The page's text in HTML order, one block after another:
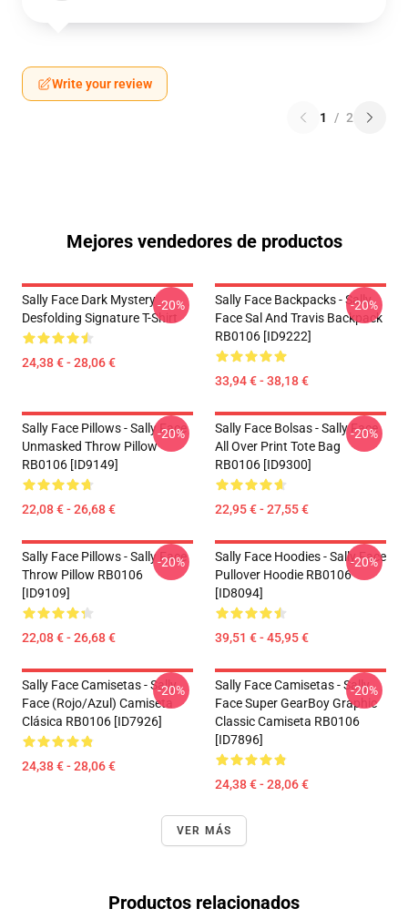
Write your review
1 / 2
Mejores vendedores de productos
Sally Face Dark Mystery
Desfolding Signature T-Shirt
24,38 € - 28,06 €
-20%
Sally Face Backpacks - Sally
Face Sal And Travis Backpack
RB0106 [ID9222]
33,94 € - 38,18 €
-20%
Sally Face Pillows - Sally Face
Unmasked Throw Pillow
RB0106 [ID9149]
22,08 € - 26,68 €
-20%
Sally Face Bolsas - Sally Face
All Over Print Tote Bag
RB0106 [ID9300]
22,95 € - 27,55 €
-20%
Sally Face Pillows - Sally Face
Throw Pillow RB0106
[ID9109]
22,08 € - 26,68 €
-20%
Sally Face Hoodies - Sally Face
Pullover Hoodie RB0106
[ID8094]
39,51 € - 45,95 €
-20%
Sally Face Camisetas - Sally
Face (rojo/azul) Camiseta
Clásica RB0106 [ID7926]
24,38 € - 28,06 €
-20%
Sally Face Camisetas - Sally
Face Super GearBoy Graphic
Classic Camiseta RB0106
[ID7896]
24,38 € - 28,06 €
-20%
VER MÁS
Productos relacionados